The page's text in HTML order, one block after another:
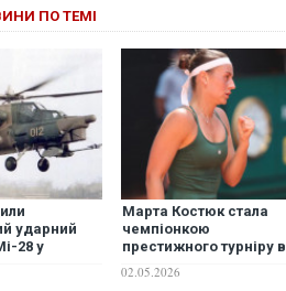
ПО ТЕМІ
ударний
28 у
Марта Костюк стала
чемпіонкою
престижного турніру в
02.05.2026